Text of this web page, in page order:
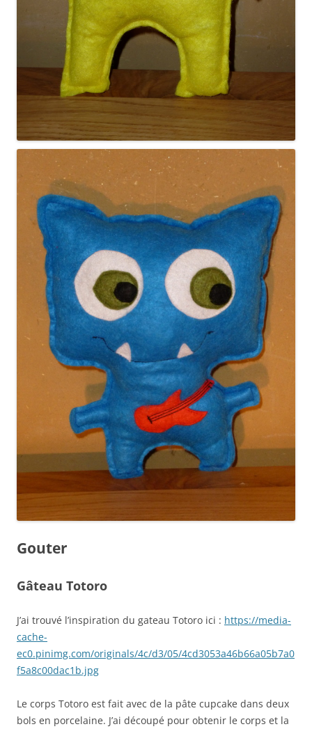
Gouter
Gâteau Totoro
J’ai trouvé l’inspiration du gateau Totoro ici : https://media-
cache-
ec0.pinimg.com/originals/4c/d3/05/4cd3053a46b66a05b7a0
f5a8c00dac1b.jpg
Le corps Totoro est fait avec de la pâte cupcake dans deux
bols en porcelaine. J’ai découpé pour obtenir le corps et la